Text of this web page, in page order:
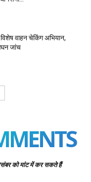
वाहन चेकिंग अभियान,
जांच
को मांट में कर सकते हैं